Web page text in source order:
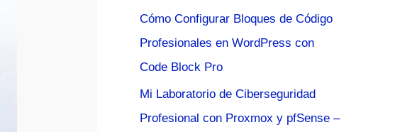
:Cómo Configurar Bloques de Código
Profesionales en WordPress con
Code Block Pro
Mi Laboratorio de Ciberseguridad
Profesional con Proxmox y pfSense –